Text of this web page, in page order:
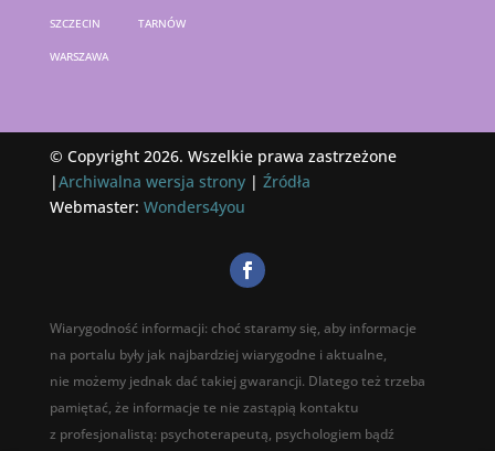
SZCZECIN TARNÓW
WARSZAWA
© Copyright 2026. Wszelkie prawa zastrzeżone
|Archiwalna wersja strony| Źródła
Webmaster: Wonders4you
Wiarygodność informacji: choć staramy się, aby informacje
na portalu były jak najbardziej wiarygodne i aktualne,
nie możemy jednak dać takiej gwarancji. Dlatego też trzeba
pamiętać, że informacje te nie zastąpią kontaktu
z profesjonalistą: psychoterapeutą, psychologiem bądź